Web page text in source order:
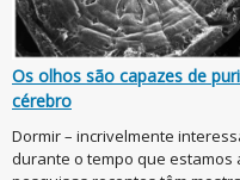
Os olhos são capazes de
cérebro
Dormir – incrivelmente
durante o tempo que